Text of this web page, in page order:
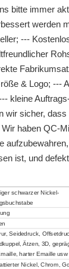
bitte immer
werden
---
& Logo; ---
kleine
wir sicher,
haben QC-
ist, und
schwarzer Nickel-
Seidedruck,
Ätzen, 3D,
harter Emaille usw
Nickel, Chrom,